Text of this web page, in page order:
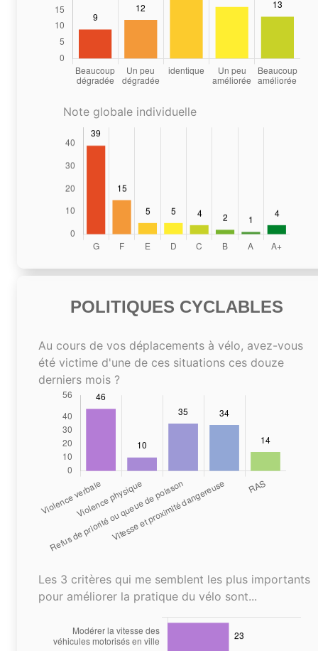
Note globale individuelle
POLITIQUES CYCLABLES
Au cours de vos déplacements à vélo, avez-vous
été victime d'une de ces situations ces douze
derniers mois ?
Les 3 critères qui me semblent les plus importants
pour améliorer la pratique du vélo sont...